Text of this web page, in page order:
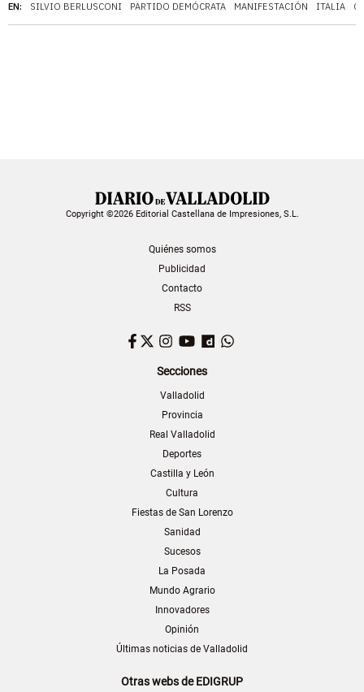
EN: SILVIO BERLUSCONI PARTIDO DEMÓCRATA MANIFESTACIÓN ITALIA
Copyright ©2026 Editorial Castellana de Impresiones, S.L.
Quiénes somos
Publicidad
Contacto
RSS
Facebook
TwitterInstagram
YouTubeDailymotion
Secciones
Valladolid
Provincia
Real Valladolid
Deportes
Castilla y León
Cultura
Fiestas de San Lorenzo
Sanidad
Sucesos
La Posada
Mundo Agrario
Innovadores
Opinión
Últimas noticias de Valladolid
Otras webs de EDIGRUP